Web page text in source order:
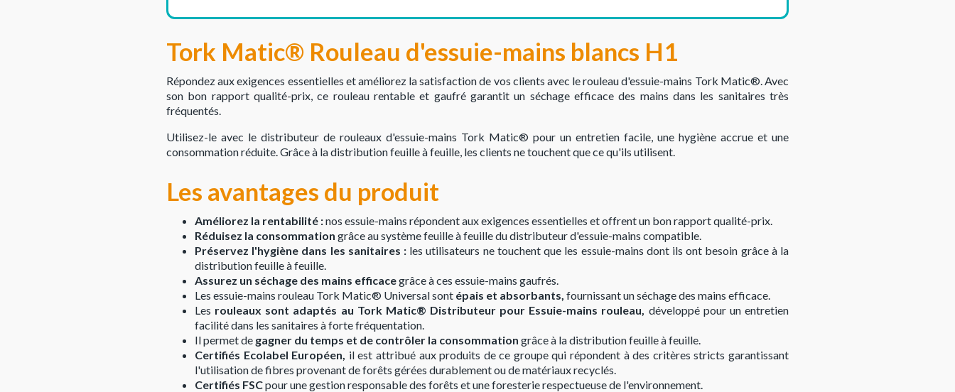
Tork Matic® Rouleau d'essuie-mains blancs H1
Répondez aux exigences essentielles et améliorez la satisfaction de vos clients avec le rouleau d'essuie-mains Tork Matic®. Avec
son bon rapport qualité-prix, ce rouleau rentable et gaufré garantit un séchage efficace des mains dans les sanitaires très
fréquentés.
Utilisez-le avec le distributeur de rouleaux d'essuie-mains Tork Matic® pour un entretien facile, une hygiène accrue et une
consommation réduite. Grâce à la distribution feuille à feuille, les clients ne touchent que ce qu'ils utilisent.
Les avantages du produit
Améliorez la rentabilité :nos essuie-mains répondent aux exigences essentielles et offrent un bon rapport qualité-prix.
Réduisez la consommation grâce au système feuille à feuille du distributeur d'essuie-mains compatible.
Préservez l'hygiène dans les sanitaires : les utilisateurs ne touchent que les essuie-mains dont ils ont besoin grâce à la
distribution feuille à feuille.
Assurez un séchage des mains efficacegrâce à ces essuie-mains gaufrés.
Les essuie-mains rouleau Tork Matic® Universal sont épais et absorbants, fournissant un séchage des mains efficace.
Les rouleaux sont adaptés au Tork Matic® Distributeur pour Essuie-mains rouleau, développé pour un entretien
facilité dans les sanitaires à forte fréquentation.
Il permet de gagner du temps et de contrôler la consommation grâce à la distribution feuille à feuille.
Certifiés Ecolabel Européen, il est attribué aux produits de ce groupe qui répondent à des critères stricts garantissant
l'utilisation de fibres provenant de forêts gérées durablement ou de matériaux recyclés.
Certifiés FSCpour une gestion responsable des forêts et une foresterie respectueuse de l'environnement.